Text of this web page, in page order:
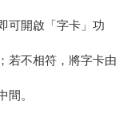
可開啟「字卡」功
若不相符，將字卡由
間。